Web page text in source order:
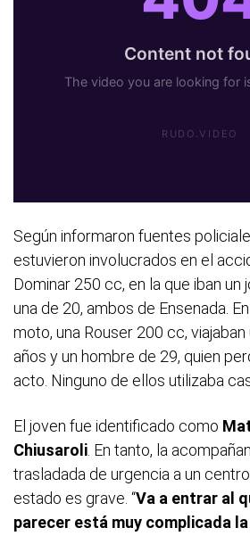
Según informaron fuentes
estuvieron involucrados en el
Dominar 250 cc, en la que iban un
una de 20, ambos de Ensenada.
moto, una Rouser 200 cc, viajaban
años y un hombre de 29, quien
acto. Ninguno de ellos utilizaba
El joven fue identificado como
Chiusaroli . En tanto, la
trasladada de urgencia a un
estado es grave. “Va a entrar al
parecer está muy complicada